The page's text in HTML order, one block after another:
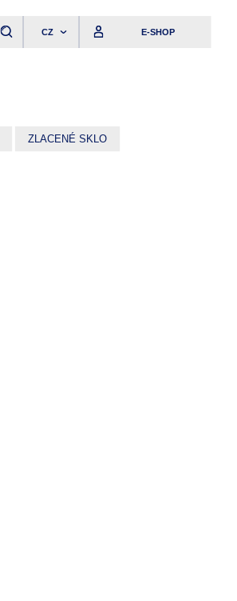
CZ E-SHOP
ZLACENÉ SKLO